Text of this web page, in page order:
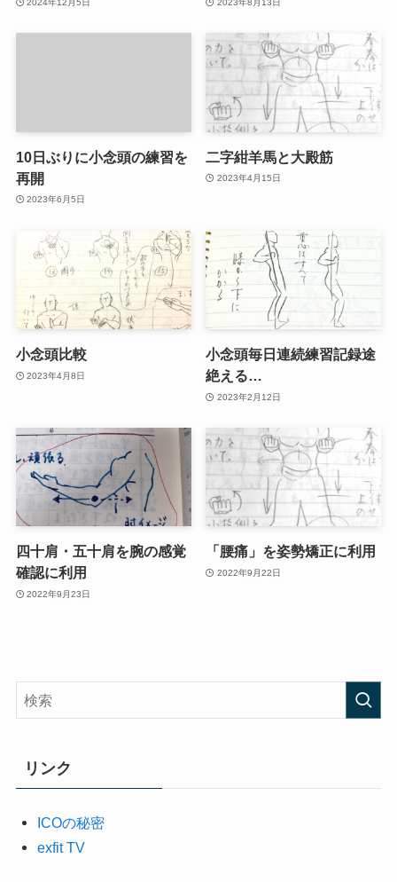
2024年12月5日 2023年8月13日
10日ぶりに小念頭の練習を
再開
2023年6月5日
二字紺羊馬と大殿筋
2023年4月15日
小念頭比較
2023年4月8日
小念頭毎日連続練習記録途
絶える…
2023年2月12日
四十肩・五十肩を腕の感覚
確認に利用
2022年9月23日
「腰痛」を姿勢矯正に利用
2022年9月22日
リンク
ICOの秘密
exfit TV